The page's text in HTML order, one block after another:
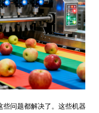
些问题都解决了。这些机器